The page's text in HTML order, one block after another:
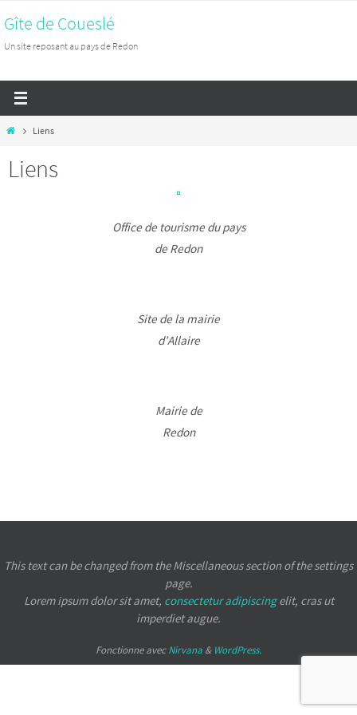
vers
le
Gîte de Coueslé
Un site reposant au pays de Redon
HomeLiens
Liens
Office de tourisme du pays
de Redon
Site de la mairie
d’Allaire
Mairie de
Redon
This text can be changed from the Miscellaneous section of the settings
page.
Lorem ipsumdolor sit amet, consectetur adipiscingelit, cras ut
imperdiet augue.
Fonctionne avecNirvana & WordPress.